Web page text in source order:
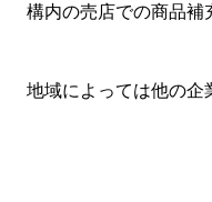
構内の売店での商品補
地域によっては他の企